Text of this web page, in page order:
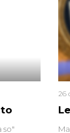
so"
26